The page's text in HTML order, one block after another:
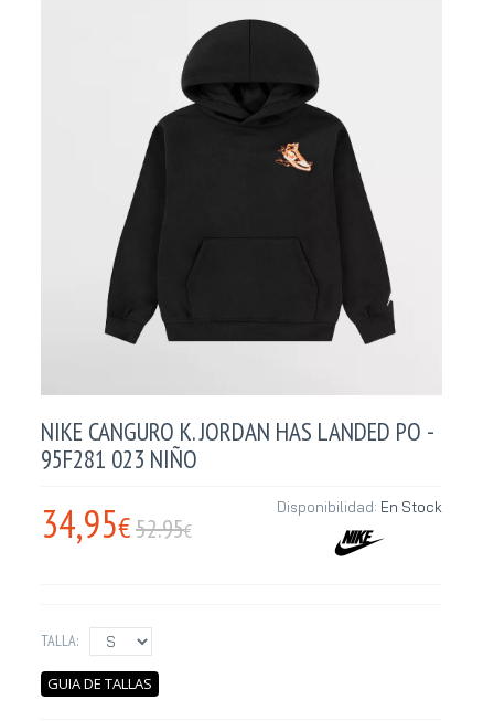
NIKE CANGURO K. JORDAN HAS LANDED PO -
95F281 023 NIÑO
34,95€52.95€
Disponibilidad: En Stock
TALLA:
GUIA DE TALLAS